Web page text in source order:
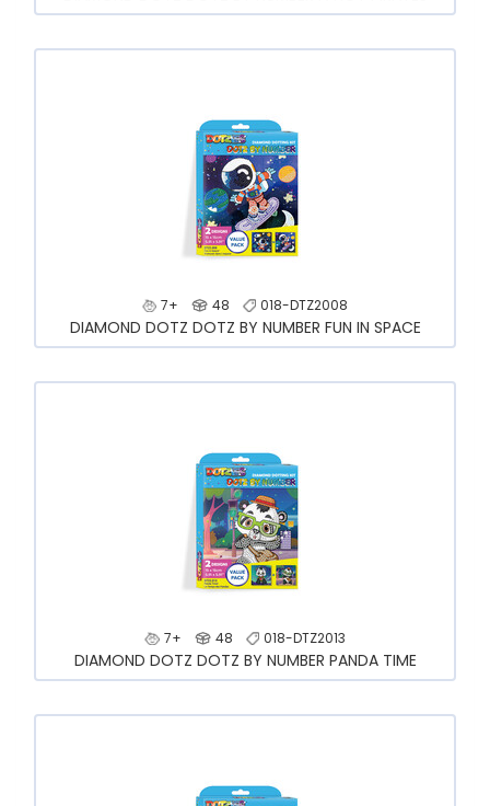
7+ 48 018-DTZ2008
DIAMOND DOTZ DOTZ BY NUMBER FUN IN SPACE
7+ 48 018-DTZ2013
DIAMOND DOTZ DOTZ BY NUMBER PANDA TIME